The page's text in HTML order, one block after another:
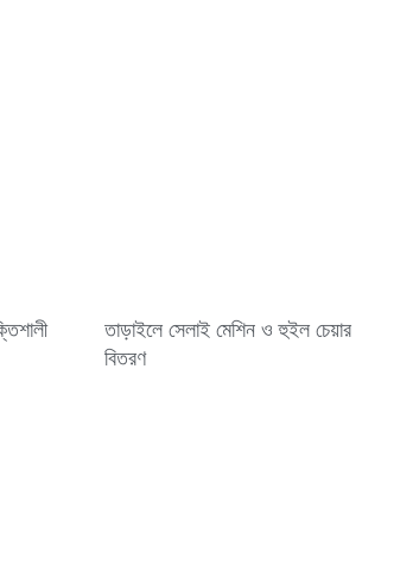
তাড়াইলে সেলাই মেশিন ও হুইল চেয়ার
বিতরণ